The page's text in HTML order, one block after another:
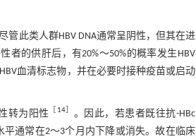
管此类人群HBV DNA通常呈阴性，但其在
者的供肝后，有20%～50%的概率发生
血清标志物，并在必要时接种疫苗或启
转为阳性 ［ 14］ 。因此，若患者既往抗-
平通常在2～3个月内下降或消失。故在临